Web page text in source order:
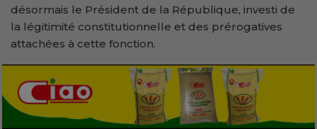
désormais le Président de la République, investi de
la légitimité constitutionnelle et des prérogatives
attachées à cette fonction.